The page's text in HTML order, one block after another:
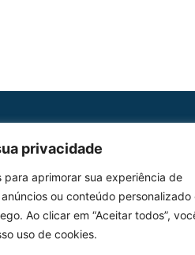
privacidade
para aprimorar sua experiência de
ou conteúdo personalizado
Ao clicar em “Aceitar todos”,
uso de cookies.
ANAC